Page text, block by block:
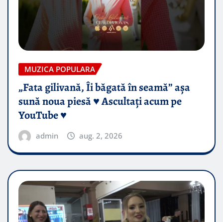
MUZICA POPULARA
„Fata gilivană, Îi băgată în seamă” așa
sună noua piesă ♥️ Ascultați acum pe
YouTube ♥️
admin aug. 2, 2026